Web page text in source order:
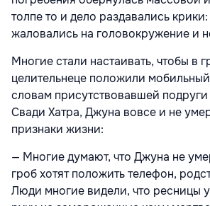
толпе то и дело раздавались
жаловались на головокружение и
Многие стали настаивать, чтобы в
целительнеце положили
словам присутствовавшей
Свади Хатра, Джуна вовсе и не
признаки жизни:
— Многие думают, что Джуна не
гроб хотят положить телефон,
Люди многие видели, что ресницы